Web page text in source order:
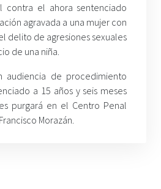
contra el ahora sentenciado
agravada a una mujer con
delito de agresiones sexuales
de una niña.
audiencia de procedimiento
a 15 años y seis meses
purgará en el Centro Penal
Morazán.